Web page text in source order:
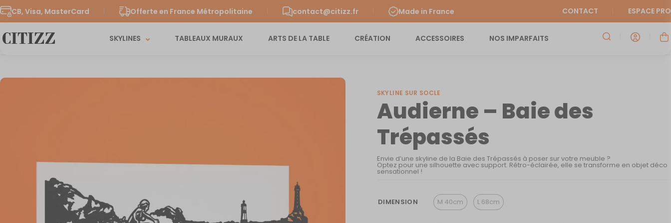
CB, Visa, MasterCard Offerte en France Métropolitaine contact@citizz.fr Made in France CONTACT ESPACE PRO
SKYLINES TABLEAUX MURAUX ARTS DE LA TABLE CRÉATION ACCESSOIRES NOS IMPARFAITS
SKYLINE SUR SOCLE
Audierne – Baie des
Trépassés
Envie d’une skyline de la Baie des Trépassés à poser sur votre meuble ?
Optez pour une silhouette avec support. Rétro-éclairée, elle se transforme en objet déco
sensationnel !
DIMENSION M 40cm L 68cm